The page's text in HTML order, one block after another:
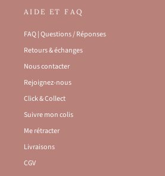
AIDE ET FAQ
FAQ | Questions / Réponses
Retours & échanges
Nous contacter
Rejoignez-nous
Click & Collect
Suivre mon colis
Me rétracter
Livraisons
CGV